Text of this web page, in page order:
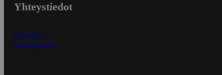
Yhteystiedot
Myymälät
Asiakaspalvelu